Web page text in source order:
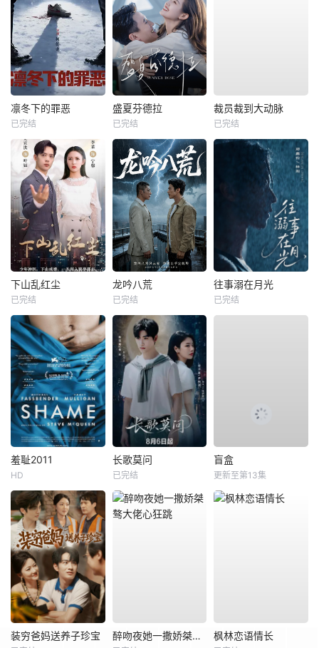
凛冬下的罪恶
已完结
盛夏芬德拉
已完结
裁员裁到大动脉
已完结
下山乱红尘
已完结
龙吟八荒
已完结
往事溺在月光
已完结
羞耻2011
HD
长歌莫问
已完结
盲盒
更新至第13集
装穷爸妈送养子珍宝 醉吻夜她一撒娇桀骜大佬心狂跳 枫林恋语情长